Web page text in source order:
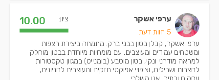
ערפי אשקר
5 חוות דעת
ציון: 10.00
ערפי אשקר, קבלן בטון בבני ברק. מתמחה ביצירת רצפות
ומשטחים עמידים ומעוצבים, עם מומחיות מיוחדת בבטון מוחלק
למראה מודרני ונקי, בטון מוטבע (בומנייט) במגוון טקסטורות
לחצרות ושבילים, וציפויי אפוקסי חזקים ומעוצבים לחניונים,